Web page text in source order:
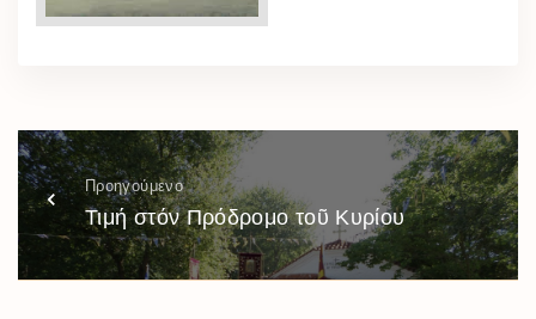
Προηγούμενο
Τιμή στόν Πρόδρομο τοῦ Κυρίου